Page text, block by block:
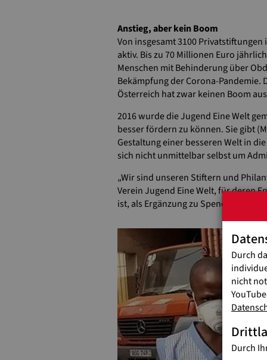
Anstieg, aber kein Boom
Von insgesamt 3100
aktiv. Bis zu 70 Millionen Euro
Menschen mit Behinderung über
Bekämpfung der Corona-
Österreich hat zwar keinen Boom
2016 wurde die Jugend Eine Welt
besser fördern zu können. Sie gibt
Gestaltung einer besseren Welt in
sich nicht unmittelbar selbst um
„Wir sind unseren Stiftern und
Verein Jugend Eine Welt, für deren
ist, als Ergänzung zu Spenden und
Durch
nicht
Durch